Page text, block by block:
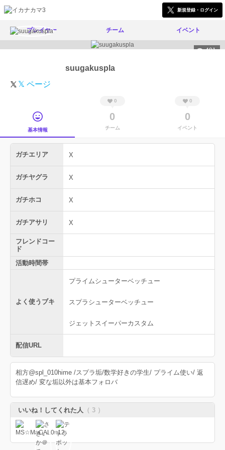
新規登録・ログイン
プレイヤー チーム イベント
491
suugakuspla
𝕏 ページ
基本情報
0
0
チーム
0
0
イベント
ガチエリア X
ガチヤグラ X
ガチホコ X
ガチアサリ X
フレンドコー
ド
活動時間帯
よく使うブキ
プライムシューターベッチュー
スプラシューターベッチュー
ジェットスイーパーカスタム
配信URL
相方@spl_010hime /スプラ垢/数学好きの学生/ プライム使い/ 返
信遅め/ 変な垢以外は基本フォロバ
いいね！してくれた人 （ 3 ）